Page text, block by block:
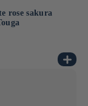
rose sakura